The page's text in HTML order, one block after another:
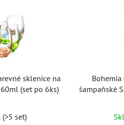
sklenice na
(set po 6ks)
(>5 set)
Bohemia
šampaňské